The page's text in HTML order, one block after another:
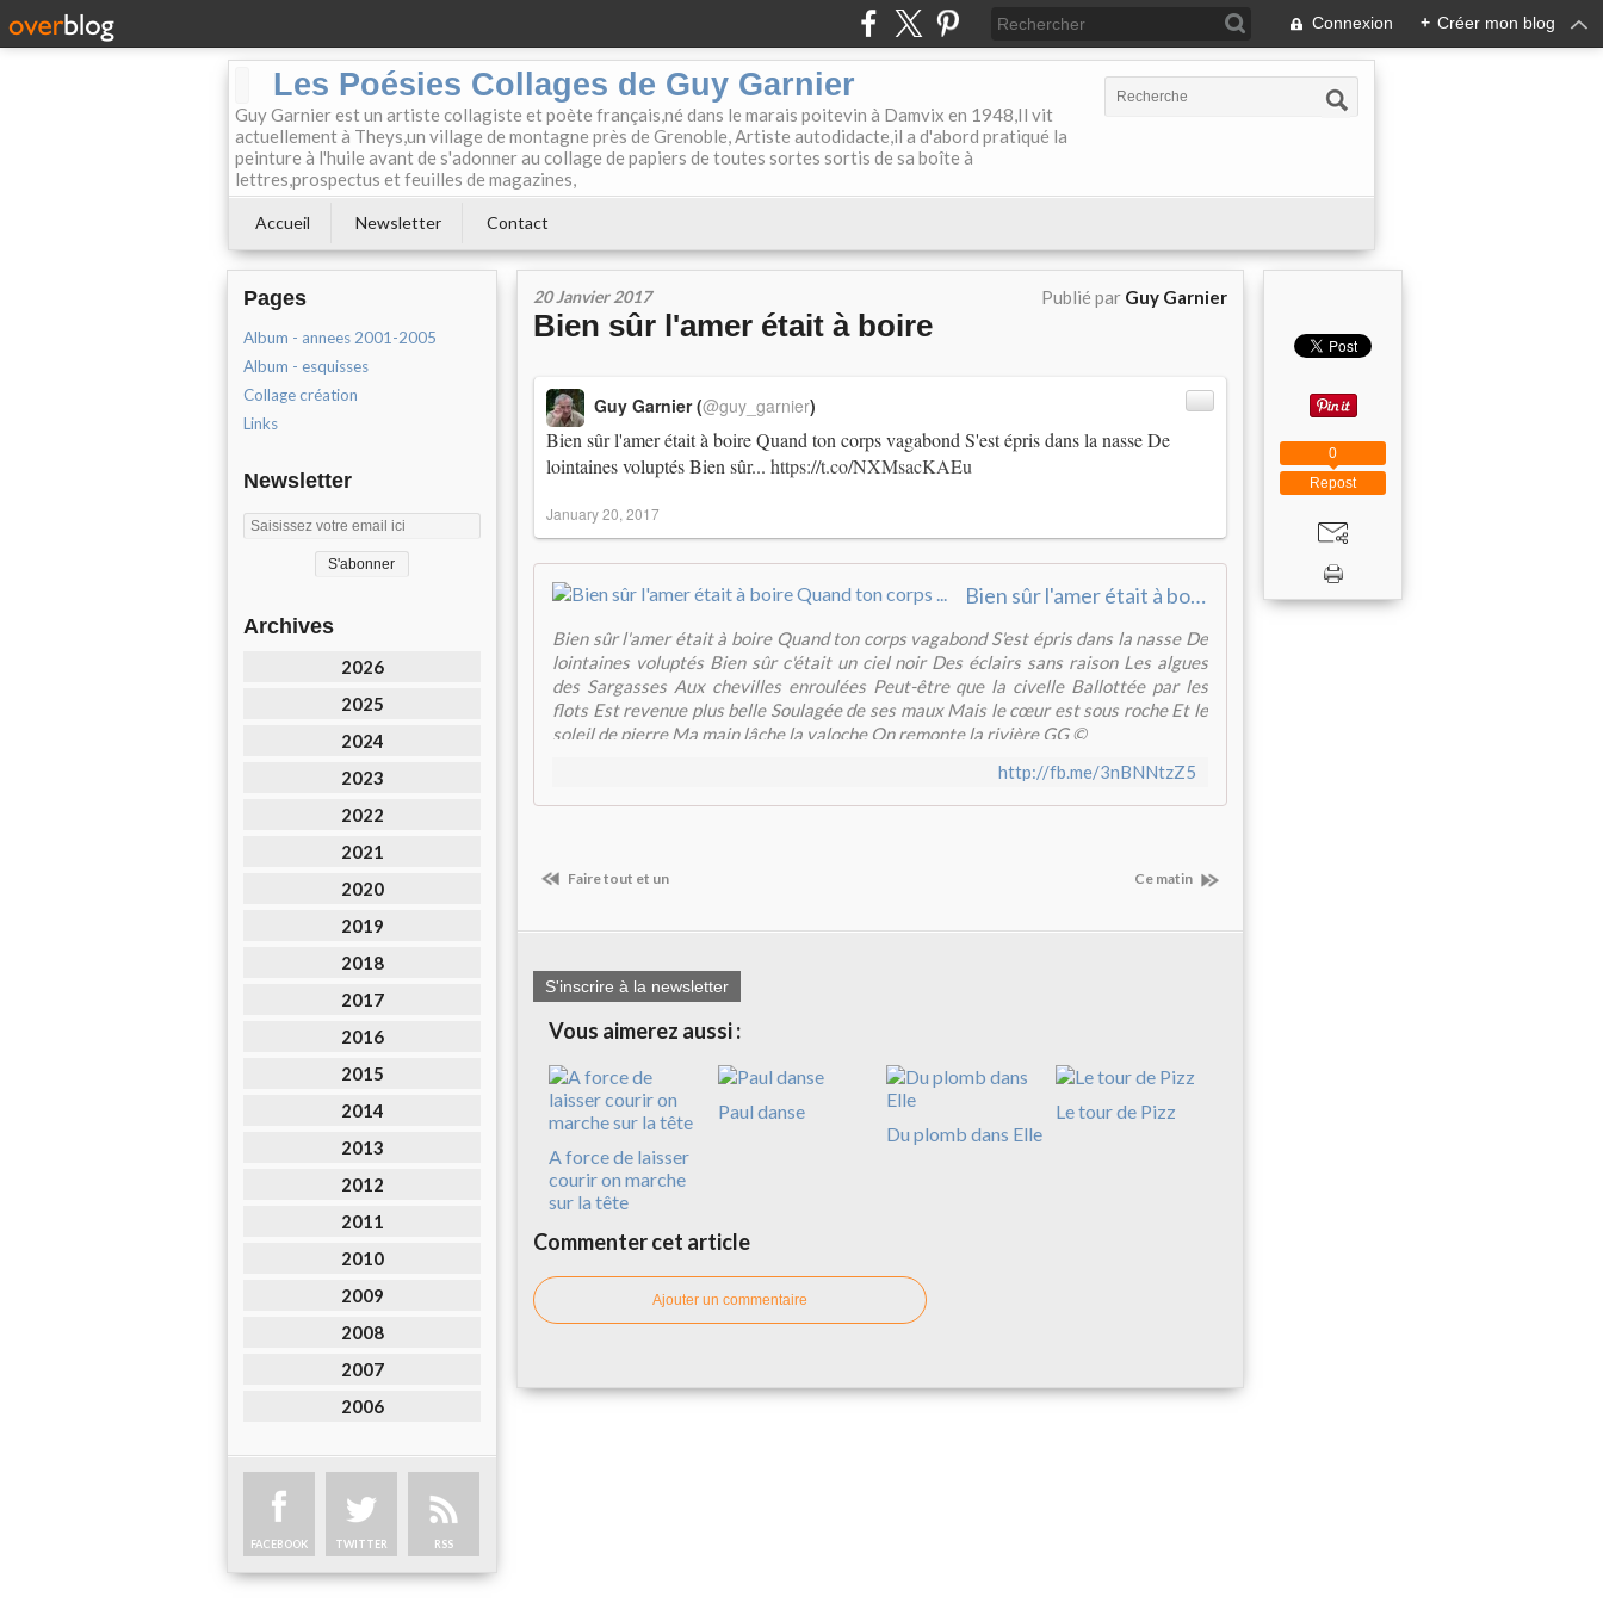
Connexion + Créer mon blog
Les Poésies Collages de Guy Garnier
Guy Garnier est un artiste collagiste et poète français,né dans le marais poitevin à Damvix en 1948,Il vit
actuellement à Theys,un village de montagne près de Grenoble, Artiste autodidacte,il a d'abord pratiqué la
peinture à l'huile avant de s'adonner au collage de papiers de toutes sortes sortis de sa boîte à
lettres,prospectus et feuilles de magazines,
Accueil Newsletter Contact
Pages
Album - annees 2001-2005
Album - esquisses
Collage création
Links
Newsletter
Archives
2026
2025
2024
2023
2022
2021
2020
2019
2018
2017
2016
2015
2014
2013
2012
2011
2010
2009
2008
2007
2006
FACEBOOK TWITTER RSS
20 Janvier 2017 Publié par Guy Garnier
Bien sûr l'amer était à boire
Bien sûr l'amer était à boire Quand ton corps vagabond S'est épris dans la nasse De
lointaines voluptés Bien sûr... https://t.co/NXMsacKAEu
Guy Garnier (@guy_garnier)
January 20, 2017
Bien sûr l'amer était à boire Quand ton corps ...
Bien sûr l'amer était à boire Quand ton corps vagabond S'est épris dans la nasse De
lointaines voluptés Bien sûr c'était un ciel noir Des éclairs sans raison Les algues
des Sargasses Aux chevilles enroulées Peut-être que la civelle Ballottée par les
flots Est revenue plus belle Soulagée de ses maux Mais le cœur est sous roche Et le
soleil de pierre Ma main lâche la valoche On remonte la rivière GG ©
http://fb.me/3nBNNtzZ5
Faire tout et un Ce matin
S'inscrire à la newsletter
Vous aimerez aussi :
A force de laisser
courir on marche
sur la tête
Paul danse
Du plomb dans Elle
Le tour de Pizz
Commenter cet article
Ajouter un commentaire
Repost
0